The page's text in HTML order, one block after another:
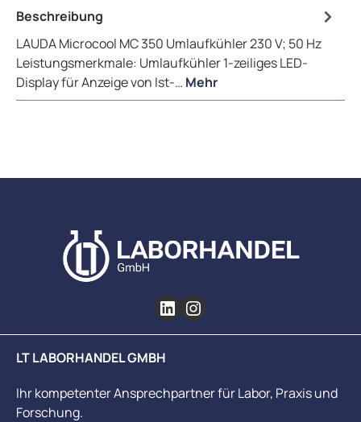
Beschreibung
LAUDA Microcool MC 350 Umlaufkühler 230 V; 50 Hz
Leistungsmerkmale: Umlaufkühler 1-zeiliges LED-
Display für Anzeige von Ist-… Mehr
LT LABORHANDEL GMBH
Ihr kompetenter Ansprechpartner für Labor, Praxis und
Forschung.